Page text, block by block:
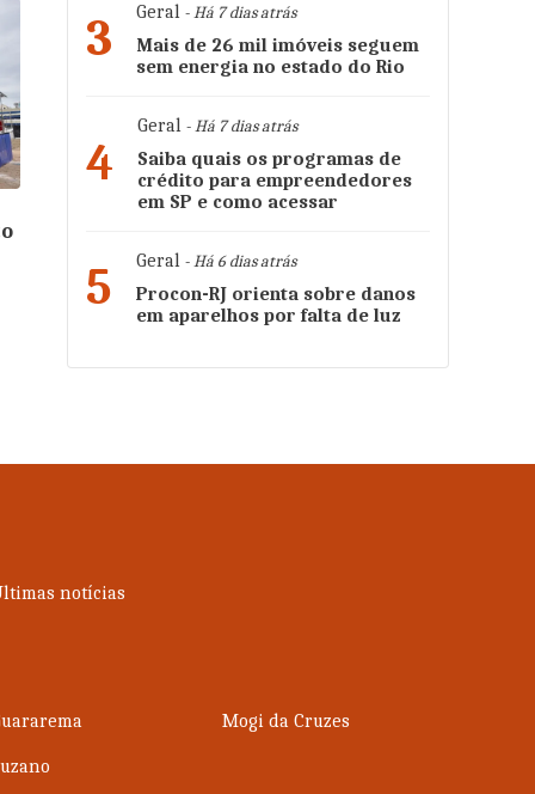
3 Geral - Há 7 dias atrás
Mais de 26 mil imóveis seguem
sem energia no estado do Rio
4
Geral - Há 7 dias atrás
Saiba quais os programas de
crédito para empreendedores
em SP e como acessar
5 Geral - Há 6 dias atrás
Procon-RJ orienta sobre danos
em aparelhos por falta de luz
notícias
Mogi da Cruzes